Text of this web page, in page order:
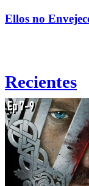
Ellos no
Recientes